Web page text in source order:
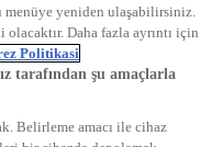
menüye yeniden ulaşabilirsiniz.
Daha fazla ayrıntı için
Politikasi
tarafından şu amaçlarla
Belirleme amacı ile cihaz